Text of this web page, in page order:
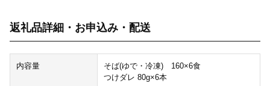
返礼品詳細・お申込み・配送
内容量
そば(ゆで・冷凍) 160×6食
つけダレ 80g×6本